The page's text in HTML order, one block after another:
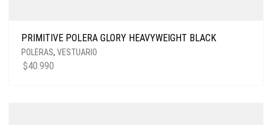
PRIMITIVE POLERA GLORY HEAVYWEIGHT BLACK
POLERAS, VESTUARIO
$40.990